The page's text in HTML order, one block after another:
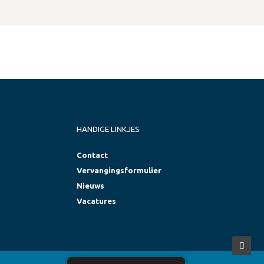
HANDIGE LINKJES
Contact
Vervangingsformulier
Nieuws
Vacatures